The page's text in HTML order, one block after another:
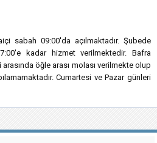
sabah 09:00'da açılmaktadır. Şubede
kadar hizmet verilmektedir. Bafra
öğle arası molası verilmekte olup
Cumartesi ve Pazar günleri